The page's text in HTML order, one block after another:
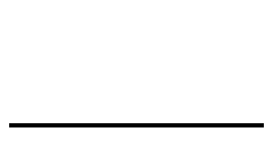
ประเด็นที่ 2 กรณีข้อพิพาทดังกล่าวพบข้อพิรุธหลายประการ